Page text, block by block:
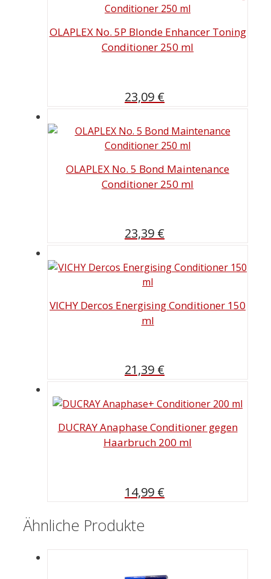
OLAPLEX No. 5P Blonde Enhancer Toning
Conditioner 250 ml
23,09 €
OLAPLEX No. 5 Bond Maintenance
Conditioner 250 ml
23,39 €
VICHY Dercos Energising Conditioner 150
ml
21,39 €
DUCRAY Anaphase Conditioner gegen
Haarbruch 200 ml
14,99 €
Ähnliche Produkte